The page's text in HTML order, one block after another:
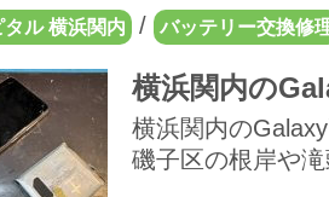
タル 横浜関内 / バッテリー交換修
横浜関内の
横浜関内の
磯子区の根岸や